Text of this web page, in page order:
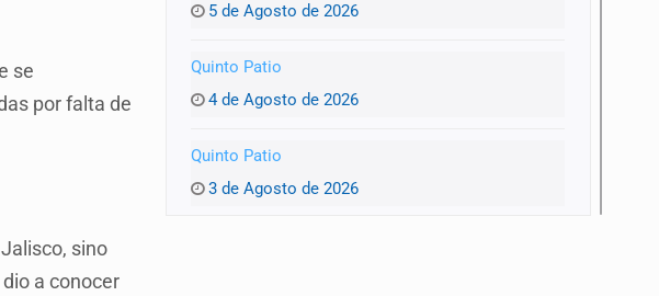
se
por falta de
sino
a conocer
5 de Agosto de 2026
Quinto Patio
4 de Agosto de 2026
Quinto Patio
3 de Agosto de 2026